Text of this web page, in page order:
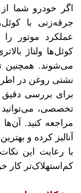
اگر خودرو شما
جرقه‌زنی با
عملکرد موتور
کوئل‌ها ولتاژ
می‌شوند. همچنین
نشتی روغن در
برای بررسی
تخصصی،
مراجعه کنید.
آنالیز کرده و
با رعایت این
کم‌استهلاک‌تر کار